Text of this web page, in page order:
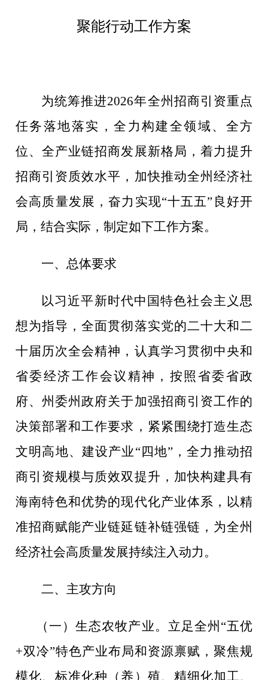
聚能行动工作方案
为统筹推进2026年全州招商引资重点
任务落地落实，全力构建全领域、全方
位、全产业链招商发展新格局，着力提升
招商引资质效水平，加快推动全州经济社
会高质量发展，奋力实现“十五五” 良好开
局，结合实际，制定如下工作方案。
一、总体要求
以习近平新时代中国特色社会主义思
想为指导，全面贯彻落实党的二十大和二
十届历次全会精神，认真学习贯彻中央和
省委经济工作会议精神，按照省委省政
府、州委州政府关于加强招商引资工作的
决策部署和工作要求 ，紧紧围绕打造生态
文明高地、建设产业“四地”，全力推动招
商引资规模与质效双提升，加快构建具有
海南特色和优势的现代化产业体系，以精
准招商赋能产业链延链补链强链 ， 为全州
经济社会高质量发展持续注入动力。
二、 主攻方向
（一）生态农牧产业。 立足全州 “五优
+双冷”特色产业布局和资源禀赋，聚焦规
模化、标准化种（养）殖、精细化加工、